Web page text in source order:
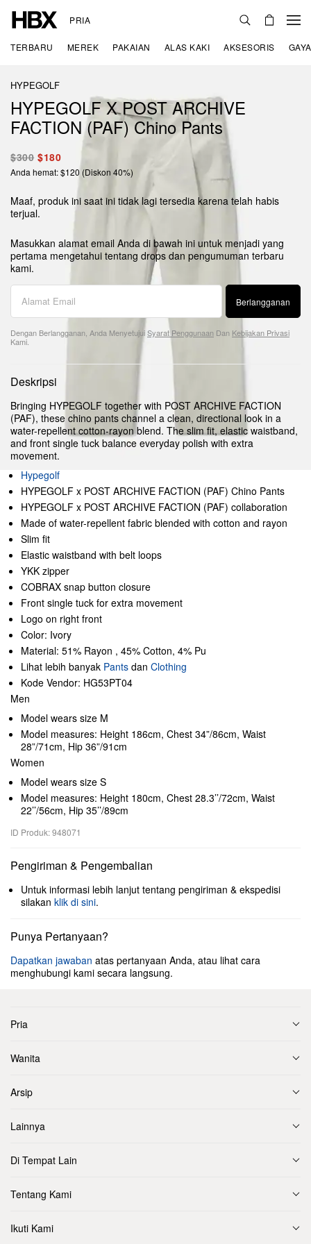
PRIA
TERBARU MEREK PAKAIAN ALAS KAKI AKSESORIS
HYPEGOLF
HYPEGOLF X POST ARCHIVE
FACTION (PAF) Chino Pants
$300 $180
Anda hemat: $120 (Diskon 40%)
Maaf, produk ini saat ini tidak lagi tersedia karena telah habis
terjual.
Masukkan alamat email Anda di bawah ini untuk menjadi yang
pertama mengetahui tentang drops dan pengumuman terbaru
kami.
Berlangganan
Dengan Berlangganan, Anda MenyetujuiSyarat Penggunaan Dan Kebijakan Privasi
Kami.
Deskripsi
Bringing HYPEGOLF together with POST ARCHIVE FACTION
(PAF), these chino pants channel a clean, directional look in a
water-repellent cotton-rayon blend. The slim fit, elastic waistband,
and front single tuck balance everyday polish with extra
movement.
Hypegolf
HYPEGOLF x POST ARCHIVE FACTION (PAF) Chino Pants
HYPEGOLF x POST ARCHIVE FACTION (PAF) collaboration
Made of water-repellent fabric blended with cotton and rayon
Slim fit
Elastic waistband with belt loops
YKK zipper
COBRAX snap button closure
Front single tuck for extra movement
Logo on right front
Color: Ivory
Material: 51% Rayon , 45% Cotton, 4% Pu
Lihat lebih banyak Pants dan Clothing
Kode Vendor: HG53PT04
Men
Model wears size M
Model measures: Height 186cm, Chest 34”/86cm, Waist
28”/71cm, Hip 36”/91cm
Women
Model wears size S
Model measures: Height 180cm, Chest 28.3’’/72cm, Waist
22’’/56cm, Hip 35’’/89cm
ID Produk: 948071
Pengiriman & Pengembalian
Untuk informasi lebih lanjut tentang pengiriman & ekspedisi
silakan klik di sini.
Punya Pertanyaan?
Dapatkan jawaban atas pertanyaan Anda, atau lihat cara
menghubungi kami secara langsung.
Pria
Wanita
Arsip
Lainnya
Di Tempat Lain
Tentang Kami
Ikuti Kami